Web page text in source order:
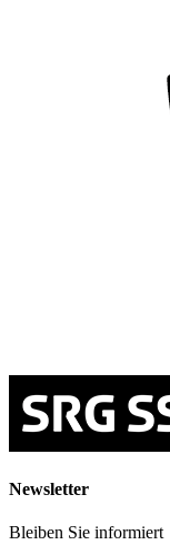
Newsletter
Bleiben Sie informiert